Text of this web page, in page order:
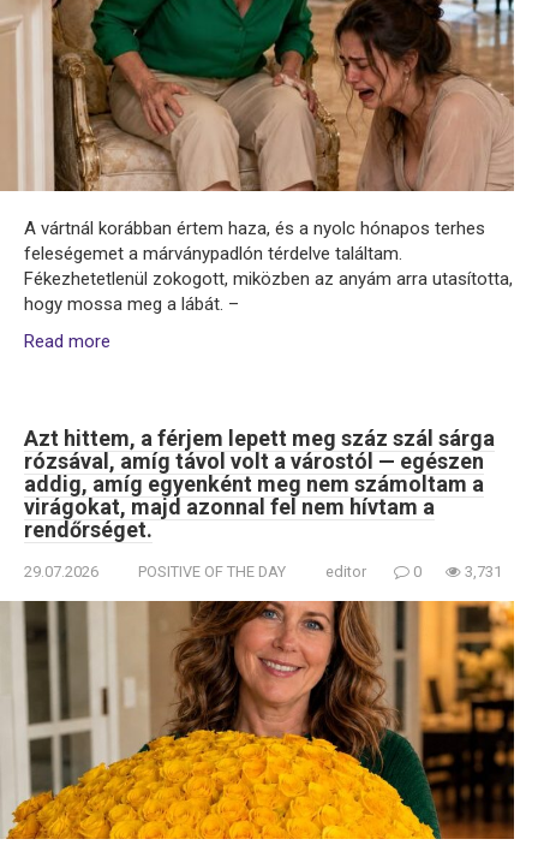
A vártnál korábban értem haza, és a nyolc hónapos terhes
feleségemet a márványpadlón térdelve találtam.
Fékezhetetlenül zokogott, miközben az anyám arra utasította,
hogy mossa meg a lábát. –
Read more
Azt hittem, a férjem lepett meg száz szál sárga
rózsával, amíg távol volt a várostól — egészen
addig, amíg egyenként meg nem számoltam a
virágokat, majd azonnal fel nem hívtam a
rendőrséget.
29.07.2026 POSITIVE OF THE DAY editor 0 3,731